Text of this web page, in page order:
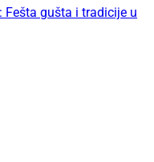
Fešta gušta i tradicije u